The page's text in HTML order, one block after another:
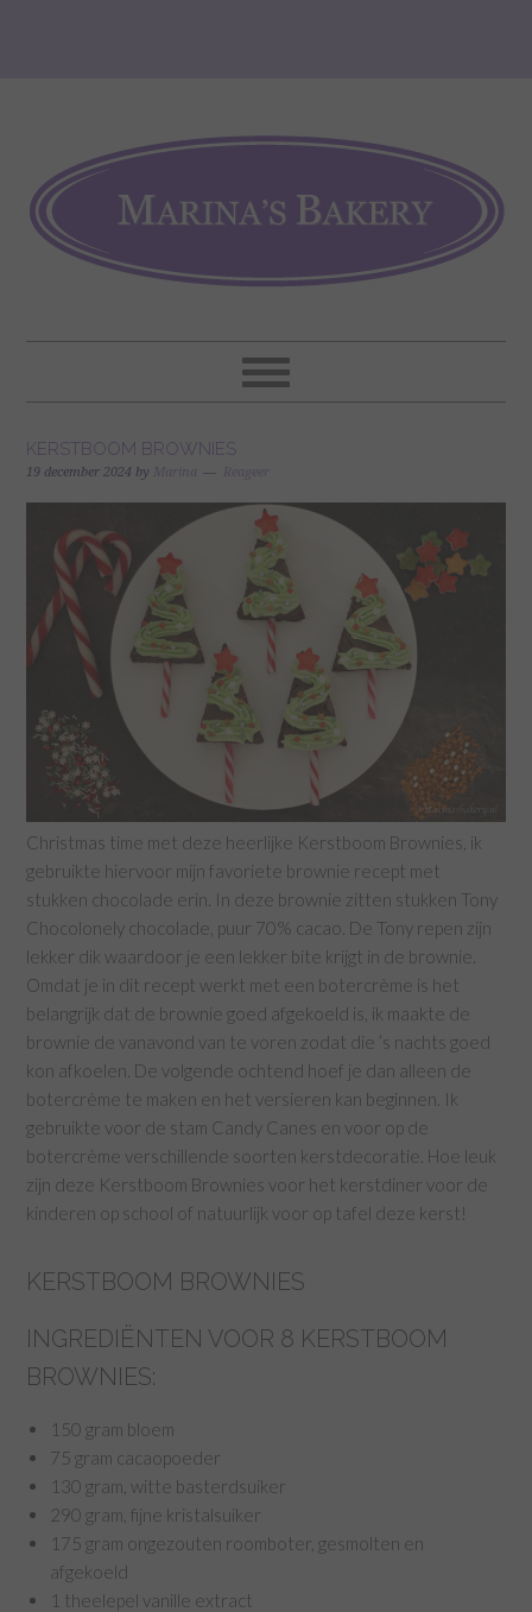
KERSTBOOM BROWNIES
19 december 2024 by Marina Reageer
Christmas time met deze heerlijke Kerstboom Brownies, ik
gebruikte hiervoor mijn favoriete brownie recept met
stukken chocolade erin. In deze brownie zitten stukken Tony
Chocolonely chocolade, puur 70% cacao. De Tony repen zijn
lekker dik waardoor je een lekker bite krijgt in de brownie.
Omdat je in dit recept werkt met een botercrème is het
belangrijk dat de brownie goed afgekoeld is, ik maakte de
brownie de vanavond van te voren zodat die ’s nachts goed
kon afkoelen. De volgende ochtend hoef je dan alleen de
botercrème te maken en het versieren kan beginnen. Ik
gebruikte voor de stam Candy Canes en voor op de
botercrème verschillende soorten kerstdecoratie. Hoe leuk
zijn deze Kerstboom Brownies voor het kerstdiner voor de
kinderen op school of natuurlijk voor op tafel deze kerst!
KERSTBOOM BROWNIES
INGREDIËNTEN VOOR 8 KERSTBOOM
BROWNIES:
150 gram bloem
75 gram cacaopoeder
130 gram, witte basterdsuiker
290 gram, fijne kristalsuiker
175 gram ongezouten roomboter, gesmolten en
afgekoeld
1 theelepel vanille extract